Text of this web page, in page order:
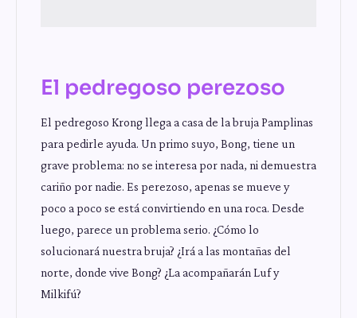
El pedregoso perezoso
El pedregoso Krong llega a casa de la bruja Pamplinas
para pedirle ayuda. Un primo suyo, Bong, tiene un
grave problema: no se interesa por nada, ni demuestra
cariño por nadie. Es perezoso, apenas se mueve y
poco a poco se está convirtiendo en una roca. Desde
luego, parece un problema serio. ¿Cómo lo
solucionará nuestra bruja? ¿Irá a las montañas del
norte, donde vive Bong? ¿La acompañarán Luf y
Milkifú?